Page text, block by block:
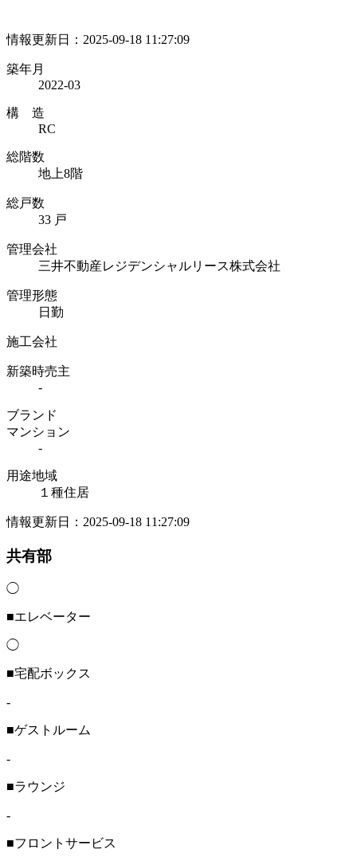
情報更新日：2025-09-18 11:27:09
築年月
2022-03
構 造
RC
総階数
地上8階
総戸数
33 戸
管理会社
三井不動産レジデンシャルリース株式会社
管理形態
日勤
施工会社
新築時売主
-
ブランド
マンション
-
用途地域
１種住居
情報更新日：2025-09-18 11:27:09
共有部
◯
■エレベーター
◯
■宅配ボックス
-
■ゲストルーム
-
■ラウンジ
-
■フロントサービス